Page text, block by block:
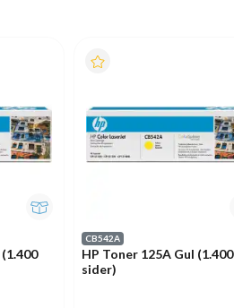
CB542A
HP Toner 125A Gul (1.400
sider)